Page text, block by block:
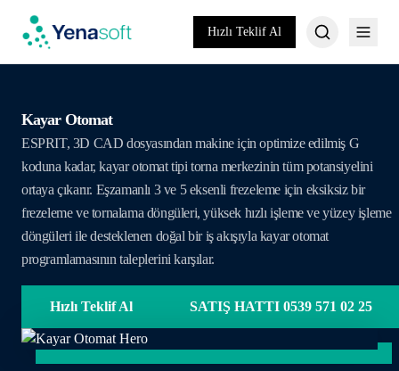
Hızlı Teklif Al
Kayar Otomat
ESPRIT, 3D CAD dosyasından makine için optimize edilmiş G
koduna kadar, kayar otomat tipi torna merkezinin tüm potansiyelini
ortaya çıkarır. Eşzamanlı 3 ve 5 eksenli frezeleme için eksiksiz bir
frezeleme ve tornalama döngüleri, yüksek hızlı işleme ve yüzey işleme
döngüleri ile desteklenen doğal bir iş akışıyla kayar otomat
programlamasının taleplerini karşılar.
Hızlı Teklif Al SATIŞ HATTI 0539 571 02 25